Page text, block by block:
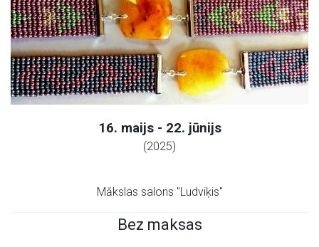
16. maijs - 22. jūnijs
(2025)
Mākslas salons "Ludviķis"
Bez maksas